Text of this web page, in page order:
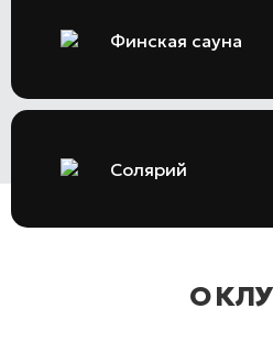
Финская сауна
Солярий
О